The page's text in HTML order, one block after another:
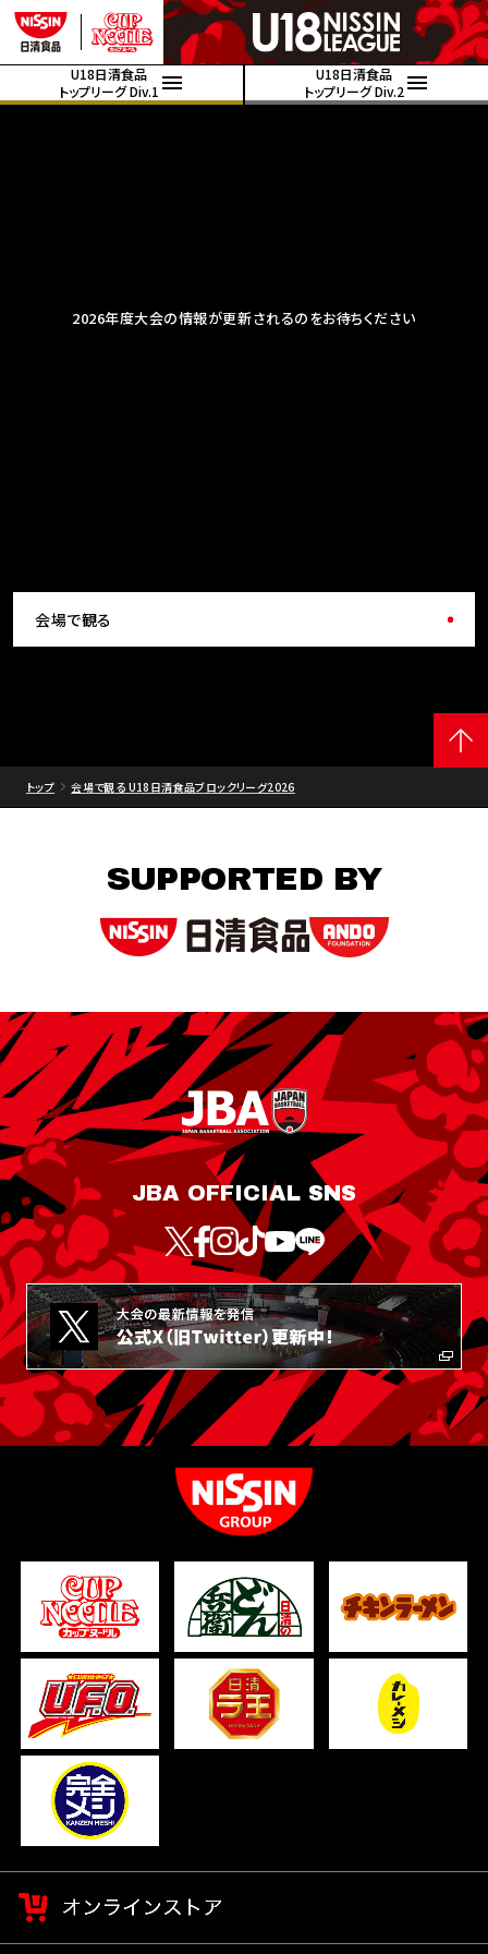
U18日清食品
トップリーグ Div.1
U18日清食品
トップリーグ Div.2
2026年度大会の情報が更新されるのをお待ちください
会場で観る
トップ 会場で観る U18日清食品ブロックリーグ2026
SUPPORTED BY
JBA OFFICIAL SNS